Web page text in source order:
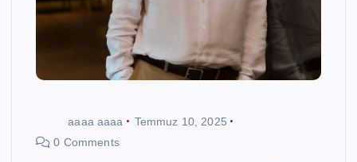
aaaa aaaa
Temmuz 10, 2025
0 Comments